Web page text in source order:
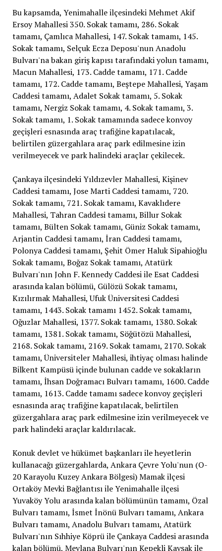
Bu kapsamda, Yenimahalle ilçesindeki Mehmet Akif
Ersoy Mahallesi 350. Sokak tamamı, 286. Sokak
tamamı, Çamlıca Mahallesi, 147. Sokak tamamı, 145.
Sokak tamamı, Selçuk Ecza Deposu'nun Anadolu
Bulvarı'na bakan giriş kapısı tarafındaki yolun tamamı,
Macun Mahallesi, 173. Cadde tamamı, 171. Cadde
tamamı, 172. Cadde tamamı, Beştepe Mahallesi, Yaşam
Caddesi tamamı, Adalet Sokak tamamı, 5. Sokak
tamamı, Nergiz Sokak tamamı, 4. Sokak tamamı, 3.
Sokak tamamı, 1. Sokak tamamında sadece konvoy
geçişleri esnasında araç trafiğine kapatılacak,
belirtilen güzergahlara araç park edilmesine izin
verilmeyecek ve park halindeki araçlar çekilecek.
Çankaya ilçesindeki Yıldızevler Mahallesi, Kişinev
Caddesi tamamı, Jose Marti Caddesi tamamı, 720.
Sokak tamamı, 721. Sokak tamamı, Kavaklıdere
Mahallesi, Tahran Caddesi tamamı, Billur Sokak
tamamı, Bülten Sokak tamamı, Güniz Sokak tamamı,
Arjantin Caddesi tamamı, İran Caddesi tamamı,
Polonya Caddesi tamamı, Şehit Ömer Haluk Sipahioğlu
Sokak tamamı, Boğaz Sokak tamamı, Atatürk
Bulvarı'nın John F. Kennedy Caddesi ile Esat Caddesi
arasında kalan bölümü, Gülözü Sokak tamamı,
Kızılırmak Mahallesi, Ufuk Üniversitesi Caddesi
tamamı, 1443. Sokak tamamı 1452. Sokak tamamı,
Oğuzlar Mahallesi, 1377. Sokak tamamı, 1380. Sokak
tamamı, 1381. Sokak tamamı, Söğütözü Mahallesi,
2168. Sokak tamamı, 2169. Sokak tamamı, 2170. Sokak
tamamı, Üniversiteler Mahallesi, ihtiyaç olması halinde
Bilkent Kampüsü içinde bulunan cadde ve sokakların
tamamı, İhsan Doğramacı Bulvarı tamamı, 1600. Cadde
tamamı, 1613. Cadde tamamı sadece konvoy geçişleri
esnasında araç trafiğine kapatılacak, belirtilen
güzergahlara araç park edilmesine izin verilmeyecek ve
park halindeki araçlar kaldırılacak.
Konuk devlet ve hükümet başkanları ile heyetlerin
kullanacağı güzergahlarda, Ankara Çevre Yolu'nun (O-
20 Karayolu Kuzey Ankara Bölgesi) Mamak ilçesi
Ortaköy Mevki Bağlantısı ile Yenimahalle ilçesi
Yuvaköy Yolu arasında kalan bölümünün tamamı, Özal
Bulvarı tamamı, İsmet İnönü Bulvarı tamamı, Ankara
Bulvarı tamamı, Anadolu Bulvarı tamamı, Atatürk
Bulvarı'nın Sıhhiye Köprü ile Çankaya Caddesi arasında
kalan bölümü, Mevlana Bulvarı'nın Kepekli Kavşak ile